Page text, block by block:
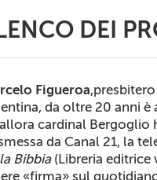
DEI
Figueroa
da oltre 20 anni
cardinal Bergoglio
da Canal 21, la
Bibbia (Libreria editrice
«firma» sul